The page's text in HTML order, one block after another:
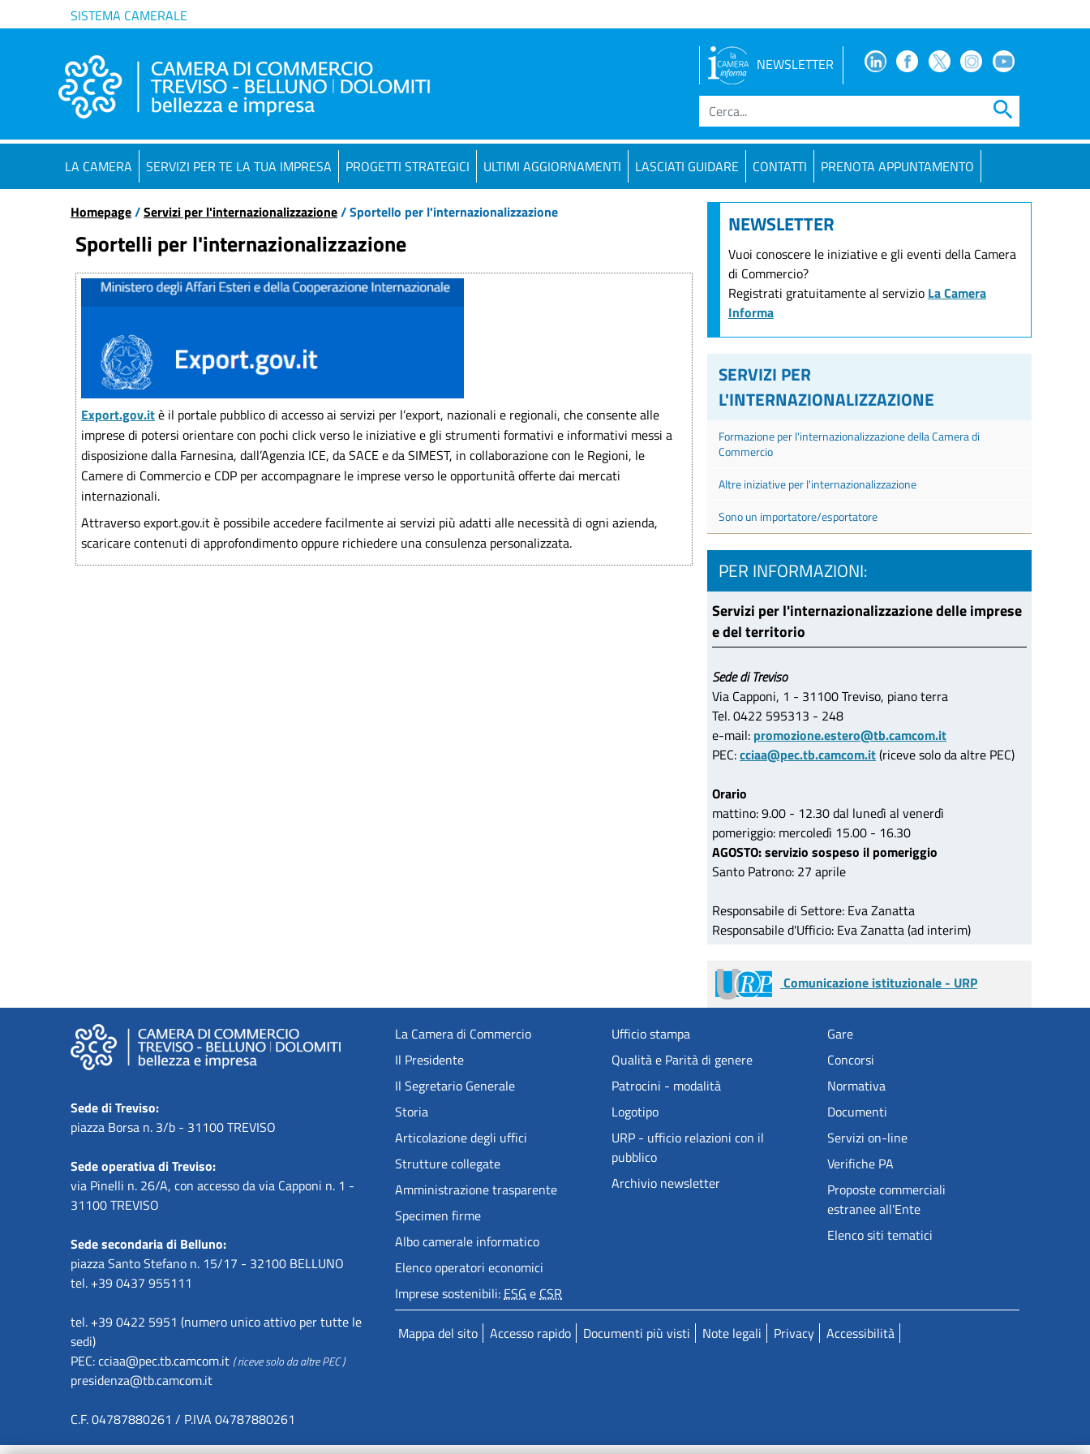
SISTEMA CAMERALE
NEWSLETTER FacebookFacebook
TwitterInstagramYoutube
search
LA CAMERA SERVIZI PER TE LA TUA IMPRESA PROGETTI STRATEGICI ULTIMI AGGIORNAMENTI LASCIATI GUIDARE CONTATTI PRENOTA APPUNTAMENTO
Homepage/Servizi per l'internazionalizzazione/ Sportello per l'internazionalizzazione
Sportelli per l'internazionalizzazione
Export.gov.itè il portale pubblico di accesso ai servizi per l’export, nazionali e regionali, che consente alle
imprese di potersi orientare con pochi click verso le iniziative e gli strumenti formativi e informativi messi a
disposizione dalla Farnesina, dall’Agenzia ICE, da SACE e da SIMEST, in collaborazione con le Regioni, le
Camere di Commercio e CDP per accompagnare le imprese verso le opportunità offerte dai mercati
internazionali.
Attraverso export.gov.it è possibile accedere facilmente ai servizi più adatti alle necessità di ogni azienda,
scaricare contenuti di approfondimento oppure richiedere una consulenza personalizzata.
NEWSLETTER
Vuoi conoscere le iniziative e gli eventi della Camera
di Commercio?
Registrati gratuitamente al servizio La Camera
Informa
SERVIZI PER
L'INTERNAZIONALIZZAZIONE
Formazione per l'internazionalizzazione della Camera di
Commercio
Altre iniziative per l'internazionalizzazione
Sono un importatore/esportatore
PER INFORMAZIONI:
Servizi per l'internazionalizzazione delle imprese
e del territorio
Sede di Treviso
Via Capponi, 1 - 31100 Treviso, piano terra
Tel. 0422 595313 - 248
e-mail: promozione.estero@tb.camcom.it
PEC:cciaa@pec.tb.camcom.it(riceve solo da altre PEC)
Orario
mattino: 9.00 - 12.30 dal lunedì al venerdì
pomeriggio: mercoledì 15.00 - 16.30
AGOSTO: servizio sospeso il pomeriggio
Santo Patrono: 27 aprile
Responsabile di Settore: Eva Zanatta
Responsabile d'Ufficio: Eva Zanatta (ad interim)
Comunicazione istituzionale - URP
Sede di Treviso:
piazza Borsa n. 3/b - 31100 TREVISO
Sede operativa di Treviso:
via Pinelli n. 26/A, con accesso da via Capponi n. 1 -
31100 TREVISO
Sede secondaria di Belluno:
piazza Santo Stefano n. 15/17 - 32100 BELLUNO
tel. +39 0437 955111
tel. +39 0422 5951 (numero unico attivo per tutte le
sedi)
PEC:cciaa@pec.tb.camcom.it ( riceve solo da altre PEC )
presidenza@tb.camcom.it
C.F. 04787880261 / P.IVA 04787880261
La Camera di Commercio
Il Presidente
Il Segretario Generale
Storia
Articolazione degli uffici
Strutture collegate
Amministrazione trasparente
Specimen firme
Albo camerale informatico
Elenco operatori economici
Imprese sostenibili:ESGeCSR
Ufficio stampa
Qualità e Parità di genere
Patrocini - modalità
Logotipo
URP - ufficio relazioni con il
pubblico
Archivio newsletter
Gare
Concorsi
Normativa
Documenti
Servizi on-line
Verifiche PA
Proposte commerciali
estranee all'Ente
Elenco siti tematici
Mappa del sito Accesso rapido Documenti più visti Note legali Privacy Accessibilità